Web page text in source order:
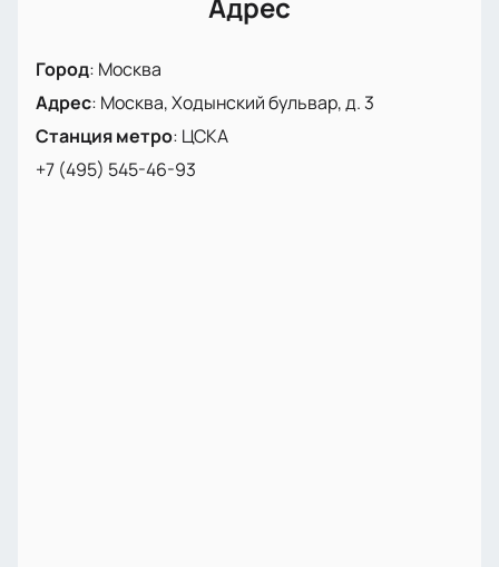
Адрес
Город: Москва
Адрес: Москва, Ходынский бульвар, д. 3
Станция метро: ЦСКА
+7 (495) 545-46-93